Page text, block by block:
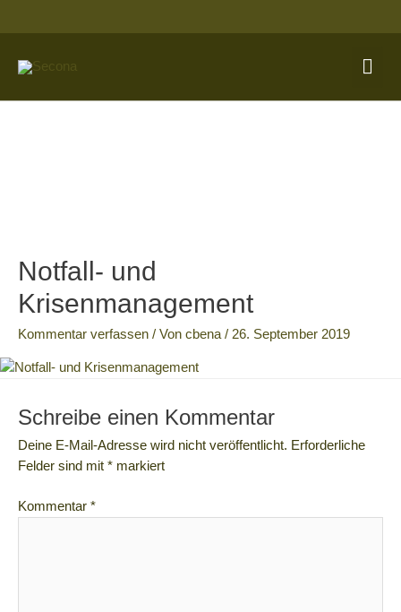
Notfall- und
Krisenmanagement
Kommentar verfassen / Von cbena / 26. September 2019
Schreibe einen Kommentar
Deine E-Mail-Adresse wird nicht veröffentlicht. Erforderliche
Felder sind mit * markiert
Kommentar *